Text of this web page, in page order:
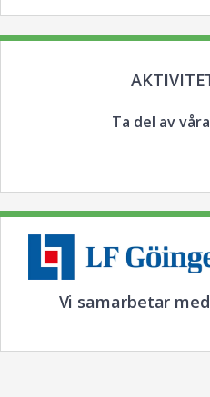
Ta del av
Vi samarbetar